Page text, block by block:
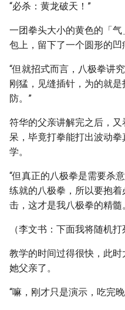
“必杀：黄龙破天！”
一团拳头大小的黄色的「
包上，留下了一个圆形的凹
“但就招式而言，八极拳讲
刚猛，见缝插针，为的就
防。”
符华的父亲讲解完之后，
呆，毕竟打拳能打出波动
学。
“但真正的八极拳是需要杀
练就的八极拳，所以要抱
击，这才是我八极拳的精髓
（李文书：下面我将随机打
教学的时间过得很快，此
她父亲了。
“嘛，刚才只是演示，吃完